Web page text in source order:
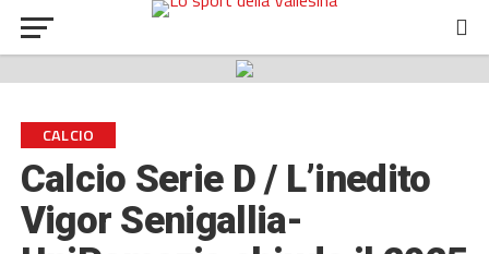
CALCIO
Calcio Serie D / L’inedito
Vigor Senigallia-